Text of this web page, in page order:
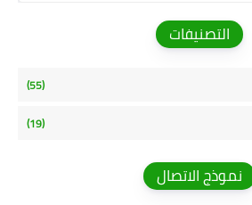
التصنيفات
(55)
(19)
نموذج الاتصال